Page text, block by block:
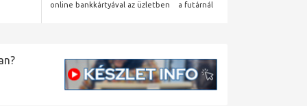
online bankkártyával az üzletben
a futárnál